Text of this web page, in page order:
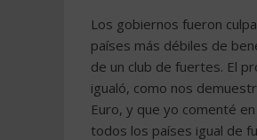
Los gobiernos fueron
países más débiles de
de un club de fuertes. El
igualó, como nos
Euro, y que yo comenté
todos los países igual de